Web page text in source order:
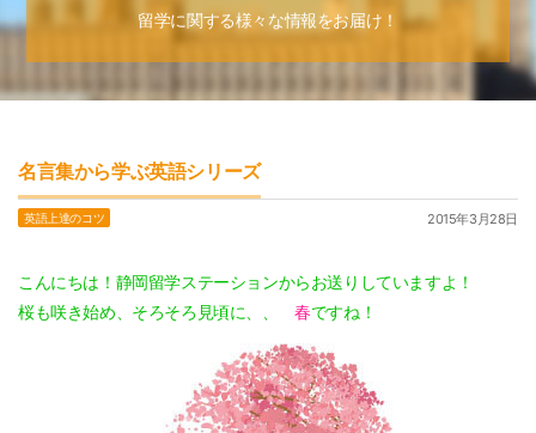
留学に関する様々な情報をお届け！
名言集から学ぶ英語シリーズ
英語上達のコツ 2015年3月28日
こんにちは！静岡留学ステーションからお送りしていますよ！
桜も咲き始め、そろそろ見頃に、、春ですね！